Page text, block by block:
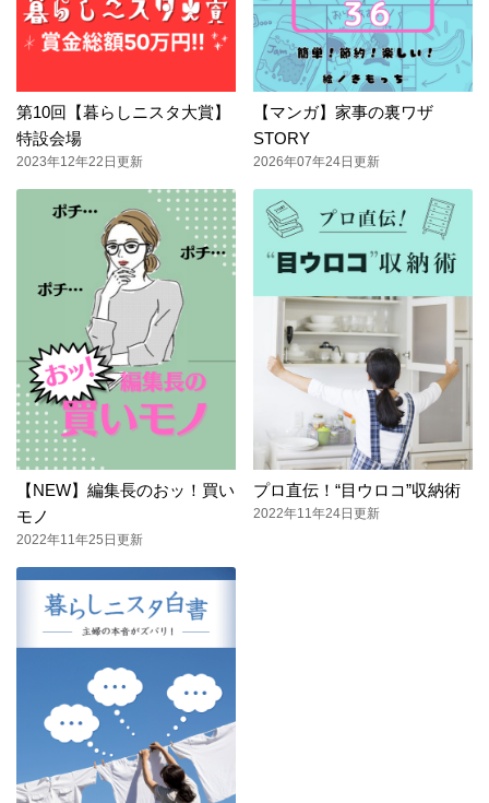
第10回【暮らしニスタ大賞】
特設会場
2023年12年22日更新
【マンガ】家事の裏ワザ
STORY
2026年07年24日更新
【NEW】編集長のおッ！買い
モノ
2022年11年25日更新
プロ直伝！“目ウロコ”収納術
2022年11年24日更新